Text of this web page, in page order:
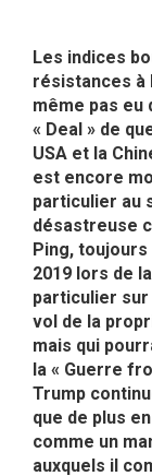
Les indices
résistances à
même pas eu
« Deal » de
USA et la
est encore
particulier au
désastreuse
Ping,
2019 lors de
particulier
vol de la
mais qui
la « Guerre
Trump
que de plus
comme un
auxquels il